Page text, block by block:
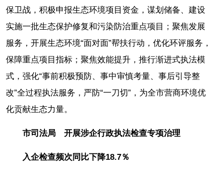
保卫战，积极申报生态环境项目资金，谋划储备、建设
实施一批生态保护修复和污染防治重点项目；聚焦发展
服务，开展生态环境“面对面”帮扶行动，优化环评服务，
保障重点项目指标；聚焦效能提升，推行渐进式执法模
式，强化“事前积极预防、事中审慎考量、事后引导整
改”全过程执法服务，严防“一刀切”，为全市营商环境优
化贡献生态力量。
市司法局 开展涉企行政执法检查专项治理
入企检查频次同比下降18.7％